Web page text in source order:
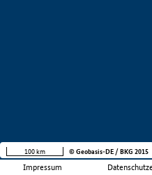
Impressum
100 km © Geobasis-DE / BKG 2015